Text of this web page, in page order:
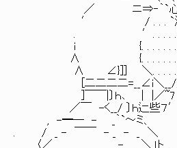
／ ニ⇒‐｀`心
′ / . . . `
. ′. . . . .`
i {. . . . . . . .}i} 紛らわし
∧ {. . . . . . .
∧ ∠}]] ＼. . . . .// 少しこ
[二二二二=__∠i＼
]￣￣|〕ｈ､ | |／~7
／￣ -く__/ 〕ｈ辷些７′
, -━─ - _｀`～ミ、
. / _ - ￣￣ - _ - _ ＼
〈／ - _ ＼」ト ,